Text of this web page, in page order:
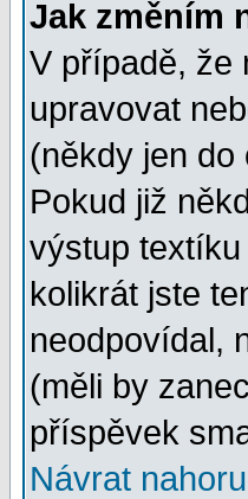
Jak změním
V případě, že
upravovat
(někdy jen
Pokud již
výstup
kolikrát jste
neodpovídal,
(měli by
příspěvek
Návrat nahoru